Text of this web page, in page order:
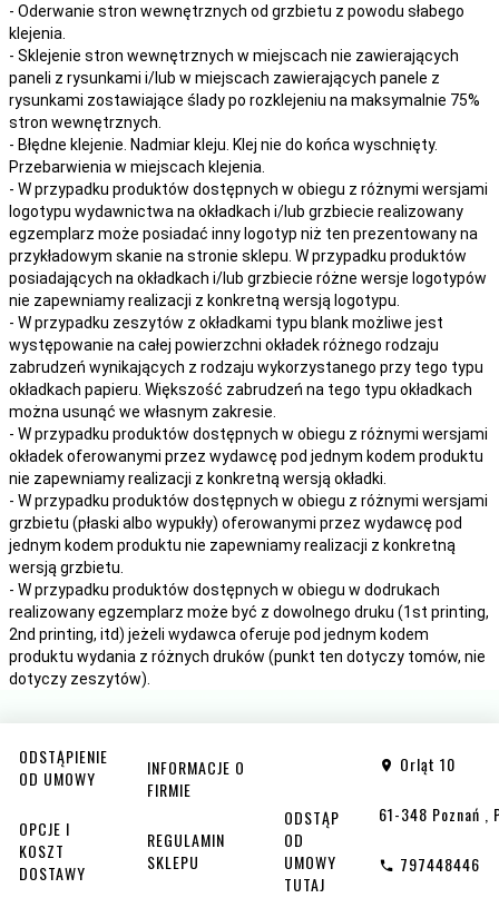
- Oderwanie stron wewnętrznych od grzbietu z powodu słabego
klejenia.
- Sklejenie stron wewnętrznych w miejscach nie zawierających
paneli z rysunkami i/lub w miejscach zawierających panele z
rysunkami zostawiające ślady po rozklejeniu na maksymalnie 75%
stron wewnętrznych.
- Błędne klejenie. Nadmiar kleju. Klej nie do końca wyschnięty.
Przebarwienia w miejscach klejenia.
- W przypadku produktów dostępnych w obiegu z różnymi wersjami
logotypu wydawnictwa na okładkach i/lub grzbiecie realizowany
egzemplarz może posiadać inny logotyp niż ten prezentowany na
przykładowym skanie na stronie sklepu. W przypadku produktów
posiadających na okładkach i/lub grzbiecie różne wersje logotypów
nie zapewniamy realizacji z konkretną wersją logotypu.
- W przypadku zeszytów z okładkami typu blank możliwe jest
występowanie na całej powierzchni okładek różnego rodzaju
zabrudzeń wynikających z rodzaju wykorzystanego przy tego typu
okładkach papieru. Większość zabrudzeń na tego typu okładkach
można usunąć we własnym zakresie.
- W przypadku produktów dostępnych w obiegu z różnymi wersjami
okładek oferowanymi przez wydawcę pod jednym kodem produktu
nie zapewniamy realizacji z konkretną wersją okładki.
- W przypadku produktów dostępnych w obiegu z różnymi wersjami
grzbietu (płaski albo wypukły) oferowanymi przez wydawcę pod
jednym kodem produktu nie zapewniamy realizacji z konkretną
wersją grzbietu.
- W przypadku produktów dostępnych w obiegu w dodrukach
realizowany egzemplarz może być z dowolnego druku (1st printing,
2nd printing, itd) jeżeli wydawca oferuje pod jednym kodem
produktu wydania z różnych druków (punkt ten dotyczy tomów, nie
dotyczy zeszytów).
ODSTĄPIENIE
OD UMOWY
OPCJE I
KOSZT
DOSTAWY
INFORMACJE O
FIRMIE
REGULAMIN
SKLEPU
ODSTĄP
OD
UMOWY
TUTAJ
Orląt 10
61-348 Poznań
797448446